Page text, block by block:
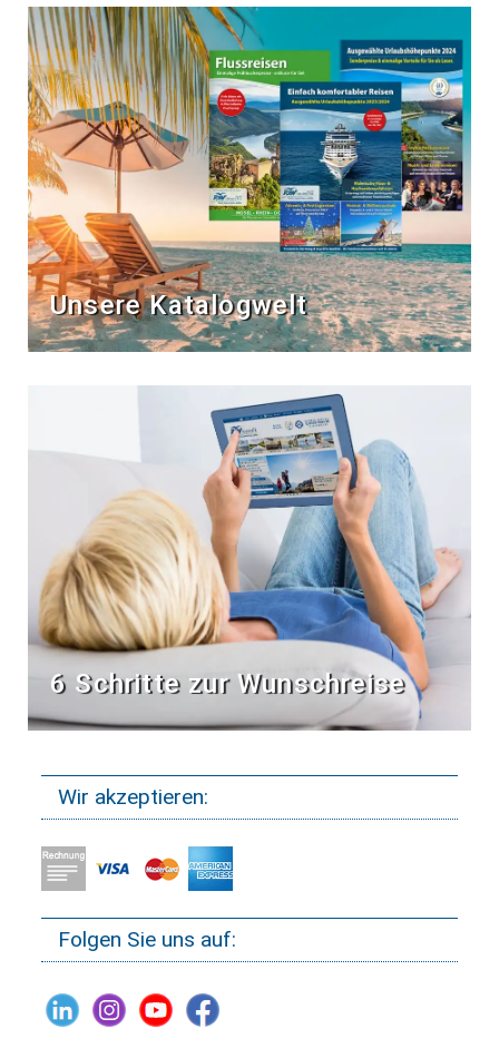
Unsere Katalogwelt
6 Schritte zur Wunschreise
Wir akzeptieren:
Folgen Sie uns auf: